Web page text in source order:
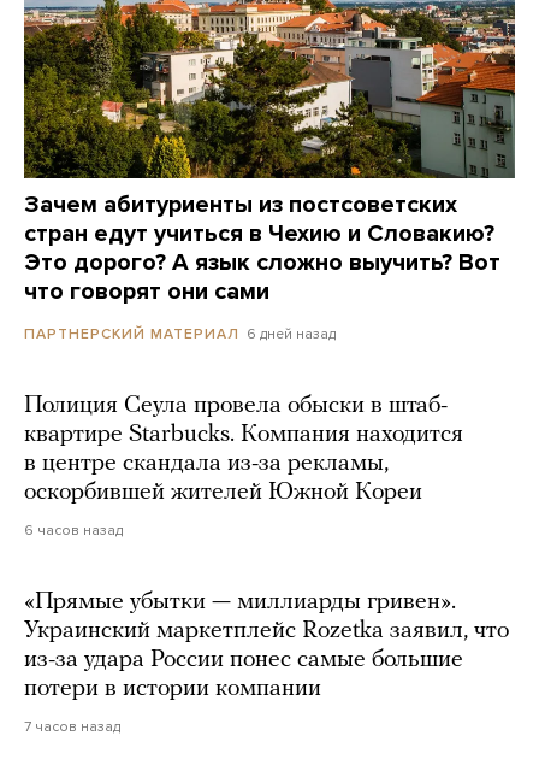
Зачем абитуриенты из постсоветских
стран едут учиться в Чехию и Словакию?
Это дорого? А язык сложно выучить? Вот
что говорят они сами
ПАРТНЕРСКИЙ МАТЕРИАЛ 6 дней назад
Полиция Сеула провела обыски в штаб-
квартире Starbucks. Компания находится
в центре скандала из-за рекламы,
оскорбившей жителей Южной Кореи
6 часов назад
«Прямые убытки — миллиарды гривен».
Украинский маркетплейс Rozetka заявил, что
из-за удара России понес самые большие
потери в истории компании
7 часов назад